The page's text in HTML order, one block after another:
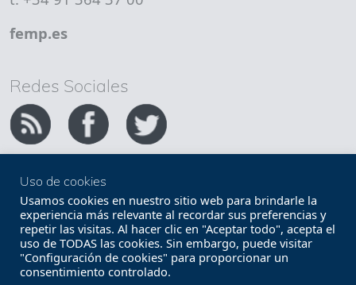
femp.es
Redes Sociales
Copyright FEMP
Accesibilidad
Términos legales
Política de privacidad
Términos y condiciones de uso
Uso de cookies
Usamos cookies en nuestro sitio web para brindarle la
experiencia más relevante al recordar sus preferencias y
repetir las visitas. Al hacer clic en "Aceptar todo", acepta el
uso de TODAS las cookies. Sin embargo, puede visitar
"Configuración de cookies" para proporcionar un
consentimiento controlado.